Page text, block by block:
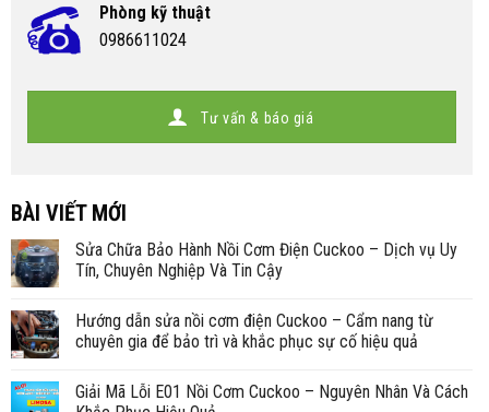
Phòng kỹ thuật
0986611024
Tư vấn & báo giá
BÀI VIẾT MỚI
Sửa Chữa Bảo Hành Nồi Cơm Điện Cuckoo – Dịch vụ Uy
Tín, Chuyên Nghiệp Và Tin Cậy
Hướng dẫn sửa nồi cơm điện Cuckoo – Cẩm nang từ
chuyên gia để bảo trì và khắc phục sự cố hiệu quả
Giải Mã Lỗi E01 Nồi Cơm Cuckoo – Nguyên Nhân Và Cách